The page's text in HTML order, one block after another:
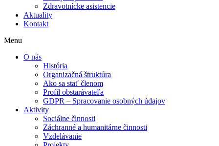
Zdravotnícke asistencie
Aktuality
Kontakt
Menu
O nás
História
Organizačná štruktúra
Ako sa stať členom
Profil obstarávateľa
GDPR – Spracovanie osobných údajov
Aktivity
Sociálne činnosti
Záchranné a humanitárne činnosti
Vzdelávanie